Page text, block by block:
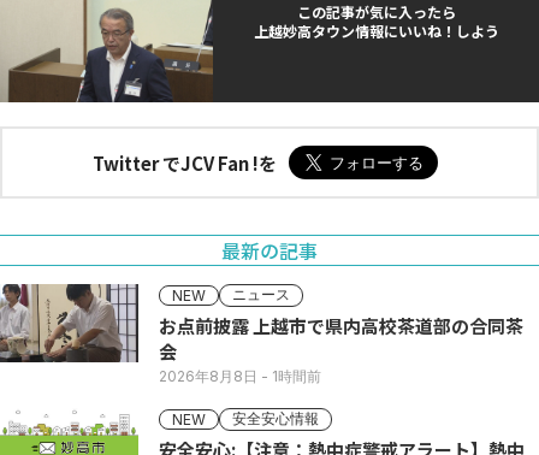
この記事が気に入ったら
上越妙高タウン情報にいいね！しよう
Twitter でJCV Fan !を
最新の記事
NEW ニュース
お点前披露 上越市で県内高校茶道部の合同茶
会
2026年8月8日 - 1時間前
NEW 安全安心情報
安全安心:【注意：熱中症警戒アラート】熱中